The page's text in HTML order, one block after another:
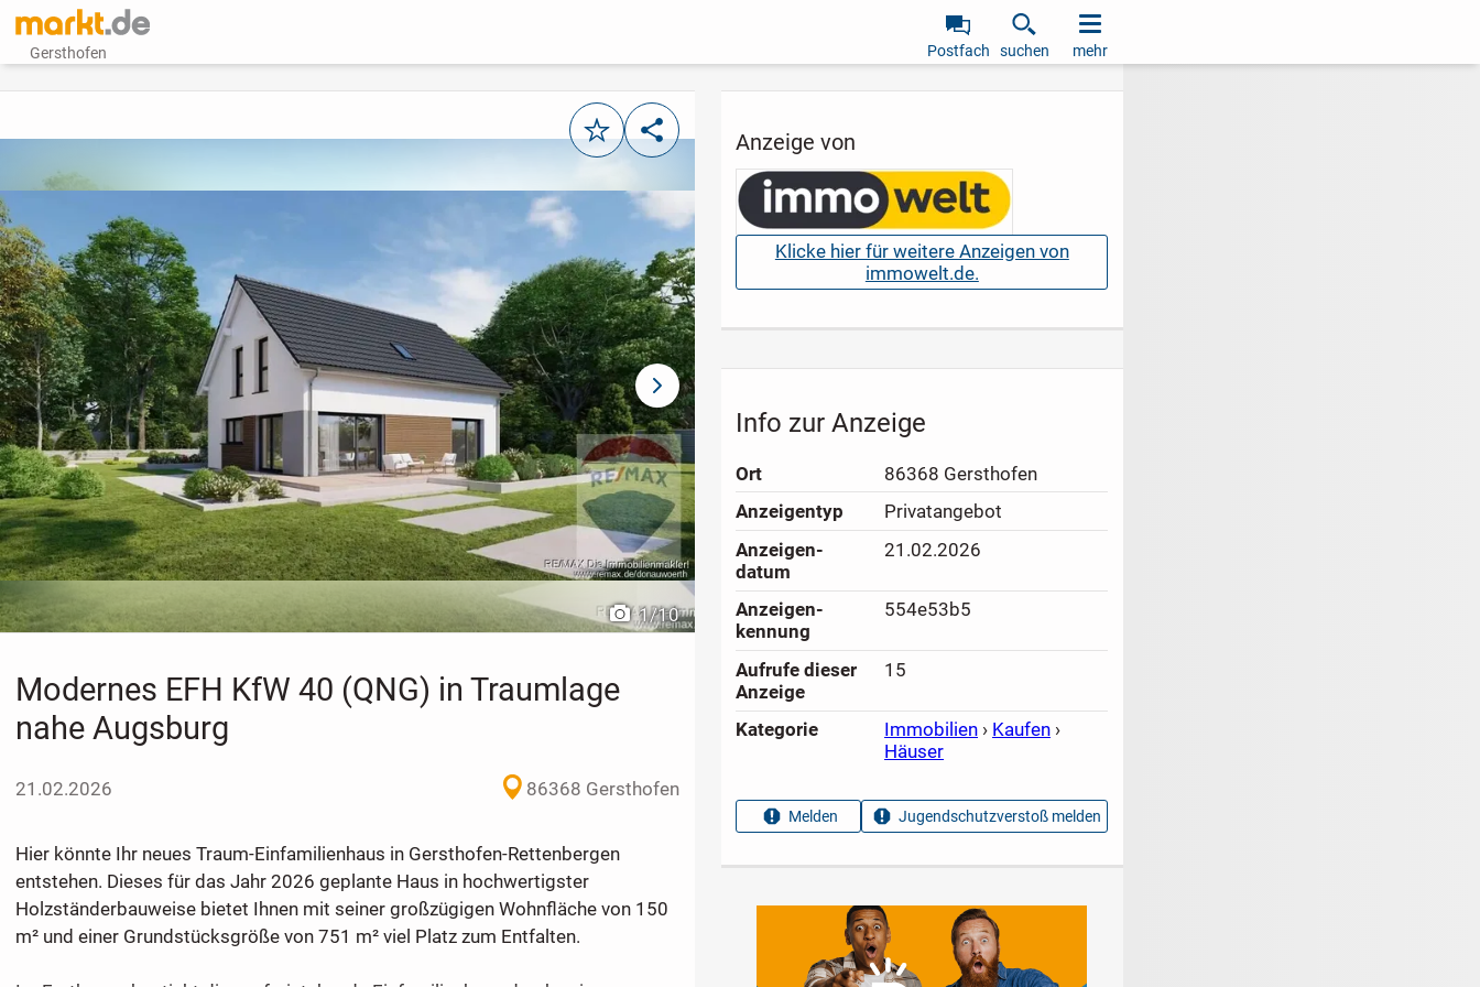
Gersthofen Postfach suchen mehr
MerkenTeilen
vorheriges Bild
1/10
nächstes Bild
Modernes EFH KfW 40 (QNG) in Traumlage
nahe Augsburg
21.02.2026 86368 Gersthofen
Hier könnte Ihr neues Traum-Einfamilienhaus in Gersthofen-Rettenbergen
entstehen. Dieses für das Jahr 2026 geplante Haus in hochwertigster
Holzständerbauweise bietet Ihnen mit seiner großzügigen Wohnfläche von 150
m² und einer Grundstücksgröße von 751 m² viel Platz zum Entfalten.
Anzeige von
Klicke hier für weitere Anzeigen von
immowelt.de.
Info zur Anzeige
Ort
86368 Gersthofen
Anzeigen­typ
Privatangebot
Anzeigen­
datum
21.02.2026
Anzeigen­
kennung
554e53b5
Aufrufe dieser
Anzeige
15
Kategorie Immobilien › Kaufen ›
Häuser
Melden Jugendschutzverstoß melden